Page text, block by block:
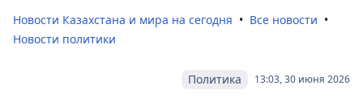
Новости Казахстана и мира на сегодня
Все новости
Новости политики
13:03, 30 июня 2026
Политика